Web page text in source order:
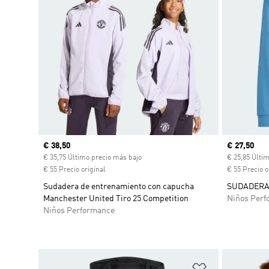
Precio actual
€ 38,50
€ 35,75 Último precio más bajo
€ 55 Precio original
Sudadera de entrenamiento con capucha
Manchester United Tiro 25 Competition
Niños Performance
Precio
€ 27,50
€ 25,85
€ 55 Precio
Niños
Añadir a la